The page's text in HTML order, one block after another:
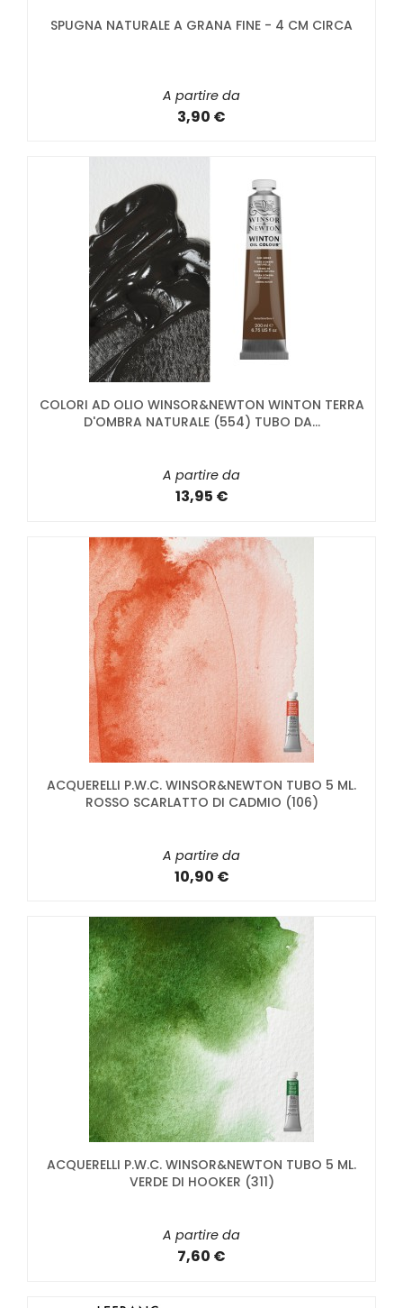
SPUGNA NATURALE A GRANA FINE - 4 CM CIRCA
A partire da
3,90 €
COLORI AD OLIO WINSOR&NEWTON WINTON TERRA
D'OMBRA NATURALE (554) TUBO DA...
A partire da
13,95 €
ACQUERELLI P.W.C. WINSOR&NEWTON TUBO 5 ML.
ROSSO SCARLATTO DI CADMIO (106)
A partire da
10,90 €
ACQUERELLI P.W.C. WINSOR&NEWTON TUBO 5 ML.
VERDE DI HOOKER (311)
A partire da
7,60 €